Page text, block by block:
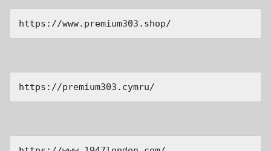
https://www.premium303.shop/
https://premium303.cymru/